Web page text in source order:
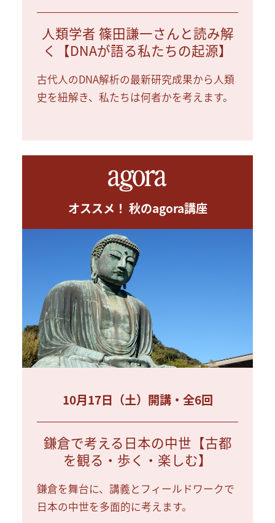
人類学者 篠田謙一さんと読み解
く【DNAが語る私たちの起源】
古代人のDNA解析の最新研究成果から人類
史を紐解き、私たちは何者かを考えます。
オススメ！ 秋のagora講座
10月17日（土）開講・全6回
鎌倉で考える日本の中世【古都
を観る・歩く・楽しむ】
鎌倉を舞台に、講義とフィールドワークで
日本の中世を多面的に考えます。